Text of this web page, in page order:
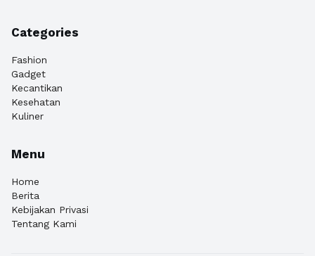
Categories
Fashion
Gadget
Kecantikan
Kesehatan
Kuliner
Menu
Home
Berita
Kebijakan Privasi
Tentang Kami